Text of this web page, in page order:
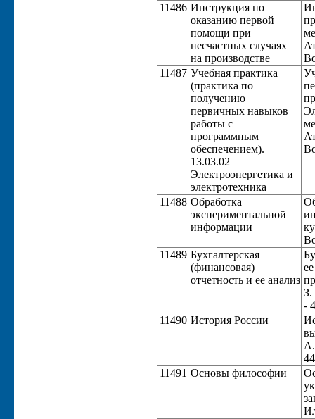
11486 Инструкция по
оказанию первой
помощи при
несчастных случаях
на производстве
11487 Учебная практика
(практика по
получению
первичных навыков
работы с
программным
обеспечением).
13.03.02
Электроэнергетика и
электротехника
11488 Обработка
экспериментальной
информации
11489 Бухгалтерская
(финансовая)
отчетность и ее анализ
З.
-
11490 История России
11491 Основы философии